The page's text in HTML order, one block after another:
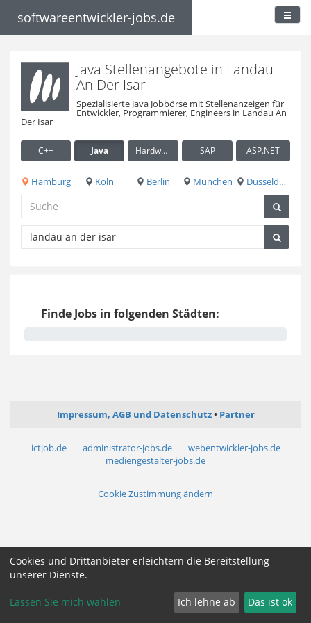
softwareentwickler-jobs.de
Java Stellenangebote in Landau
An Der Isar
Spezialisierte Java Jobbörse mit Stellenanzeigen für
Entwickler, Programmierer, Engineers in Landau An
Der Isar
C++ Java Hardware / Embedded SAP ASP.NET
Hamburg Köln Berlin München Düsseldorf
Finde Jobs in folgenden Städten:
Impressum, AGB und Datenschutz Partner
ictjob.de administrator-jobs.de
webentwickler-jobs.de
mediengestalter-jobs.de
Cookie Zustimmung ändern
Cookies und Drittanbieter erleichtern die Bereitstellung
unserer Dienste.
Lassen Sie mich wählen Ich lehne ab Das ist ok